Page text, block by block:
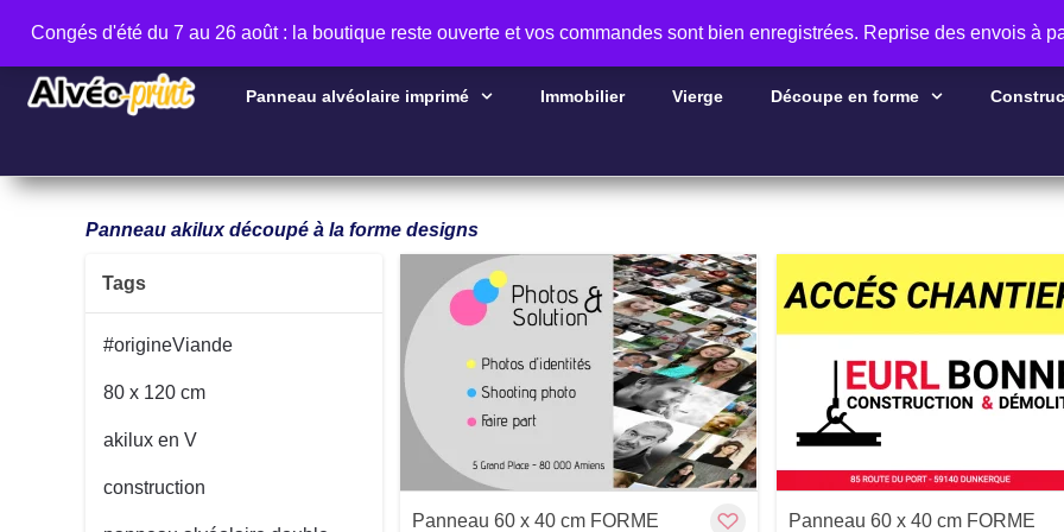
Congés d'été du 7 au 26 août : la boutique reste ouverte et vos commandes sont bien enregistrées. Reprise des envois à
Panneau alvéolaire imprimé Immobilier Vierge Découpe en forme
Panneau akilux découpé à la forme designs
Tags
#origineViande
80 x 120 cm
akilux en V
construction
Customize
Panneau 60 x 40 cm FORME
Aperçu
Panneau 60 x 40 cm FORME